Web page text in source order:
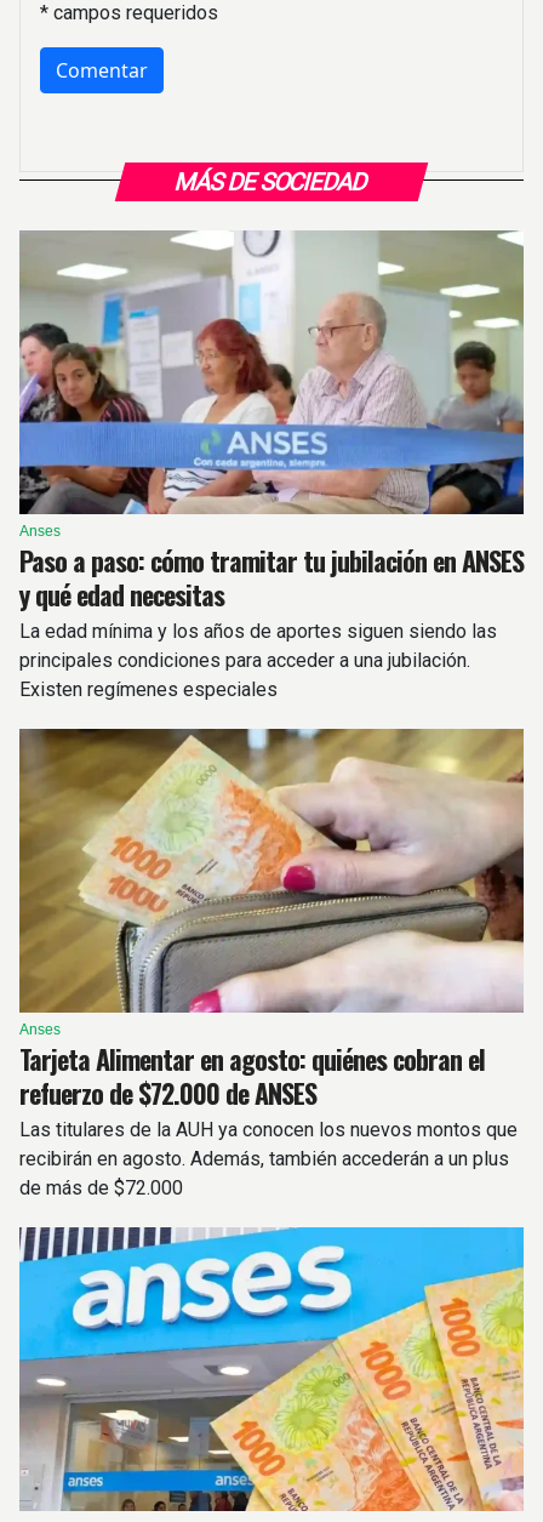
MÁS DE SOCIEDAD
Anses
Paso a paso: cómo tramitar tu jubilación en ANSES
y qué edad necesitas
La edad mínima y los años de aportes siguen siendo las
principales condiciones para acceder a una jubilación.
Existen regímenes especiales
Anses
Tarjeta Alimentar en agosto: quiénes cobran el
refuerzo de $72.000 de ANSES
Las titulares de la AUH ya conocen los nuevos montos que
recibirán en agosto. Además, también accederán a un plus
de más de $72.000
* campos requeridos